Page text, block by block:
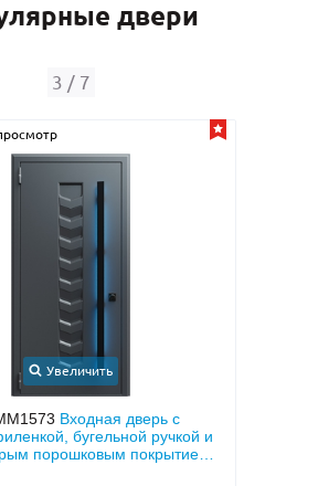
двери
3 / 7
Увеличить
Входная дверь с
бугельной ручкой и
порошковым покрытием